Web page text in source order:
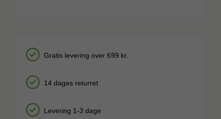
Gratis levering over 699 kr.
14 dages returret
Levering 1-3 dage